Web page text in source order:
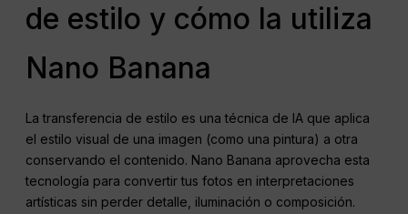
de estilo y cómo la utiliza
Nano Banana
La transferencia de estilo es una técnica de IA que aplica
el estilo visual de una imagen (como una pintura) a otra
conservando el contenido. Nano Banana aprovecha esta
tecnología para convertir tus fotos en interpretaciones
artísticas sin perder detalle, iluminación o composición.